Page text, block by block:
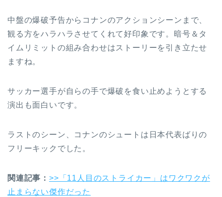
中盤の爆破予告からコナンのアクションシーンまで、
観る方をハラハラさせてくれて好印象です。暗号＆タ
イムリミットの組み合わせはストーリーを引き立たせ
ますね。
サッカー選手が自らの手で爆破を食い止めようとする
演出も面白いです。
ラストのシーン、コナンのシュートは日本代表ばりの
フリーキックでした。
関連記事： >>「11人目のストライカー」はワクワクが
止まらない傑作だった